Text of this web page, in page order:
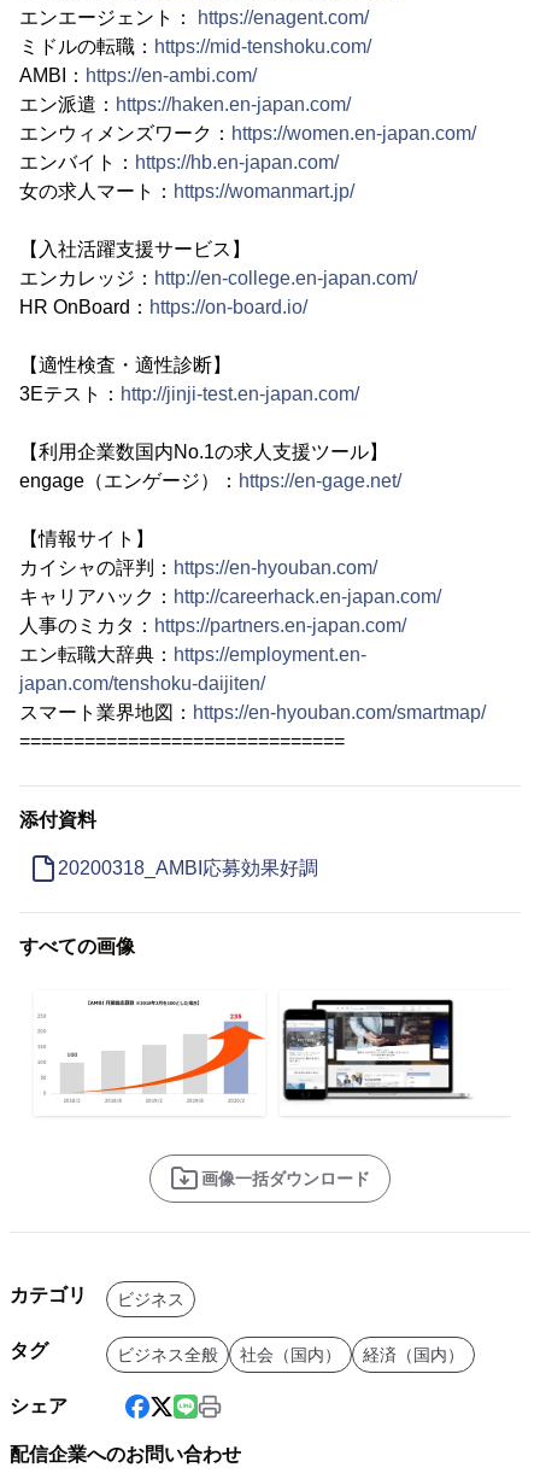
エンエージェント：
https://enagent.com/
ミドルの転職： https://mid-tenshoku.com/
AMBI： https://en-ambi.com/
エン派遣： https://haken.en-japan.com/
エンウィメンズワーク： https://women.en-japan.com/
エンバイト： https://hb.en-japan.com/
女の求人マート： https://womanmart.jp/
【入社活躍支援サービス】
エンカレッジ： http://en-college.en-japan.com/
HR OnBoard： https://on-board.io/
【適性検査・適性診断】
3Eテスト： http://jinji-test.en-japan.com/
【利用企業数国内No.1の求人支援ツール】
engage（エンゲージ）： https://en-gage.net/
【情報サイト】
カイシャの評判： https://en-hyouban.com/
キャリアハック： http://careerhack.en-japan.com/
人事のミカタ： https://partners.en-japan.com/
エン転職大辞典： https://employment.en-
japan.com/tenshoku-daijiten/
スマート業界地図： https://en-hyouban.com/smartmap/
==============================
添付資料
20200318_AMBI応募効果好調
すべての画像
画像一括ダウンロード
カテゴリ ビジネス
タグ ビジネス全般 社会（国内） 経済（国内）
シェア
配信企業へのお問い合わせ